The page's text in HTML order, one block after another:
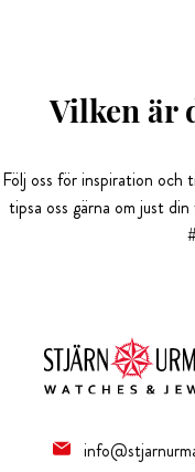
Vilken är
Följ oss för inspiration och
tipsa oss gärna om just